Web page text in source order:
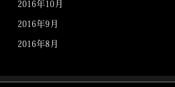
2016年10月
2016年9月
2016年8月